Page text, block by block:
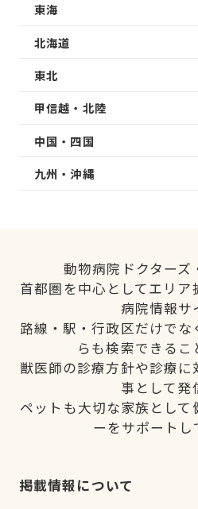
東海
北海道
東北
甲信越・北陸
中国・四国
九州・沖縄
動物病院ドクターズ
首都圏を中心としてエリ
病院情報サ
路線・駅・行政区だけで
らも検索できるこ
獣医師の診療方針や診療
事として発
ペットも大切な家族とし
ーをサポートし
掲載情報について